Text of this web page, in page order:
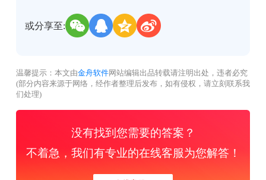
或分享至:
温馨提示：本文由金舟软件网站编辑出品转载请注明出处，违者必究
(部分内容来源于网络，经作者整理后发布，如有侵权，请立刻联系我
们处理)
没有找到您需要的答案？
不着急，我们有专业的在线客服为您解答！